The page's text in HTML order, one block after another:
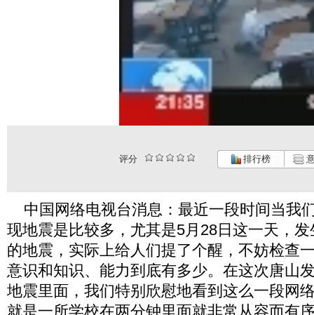
评分 排行榜
中国网络电视台消息：最近一段时间当我
现地震是比较多，尤其是5月28日这一天，
的地震，实际上给人们提了个醒，不妨检查
意识和知识、能力到底有多少。在这次唐山
地震里面，我们特别欣慰地看到这么一段网
就是一所学校在两分钟里面就非常从容而有